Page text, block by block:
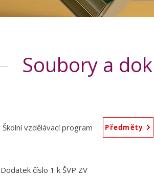
Soubory a
Školní vzdělávací program Předměty
Dodatek číslo 1 k ŠVP ZV